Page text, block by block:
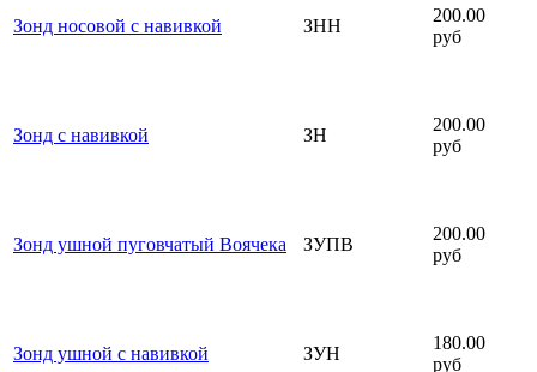
Зонд носовой с навивкой ЗНН
200.00
руб
Зонд с навивкой ЗН
200.00
руб
Зонд ушной пуговчатый Воячека ЗУПВ
200.00
руб
Зонд ушной с навивкой ЗУН
180.00
руб